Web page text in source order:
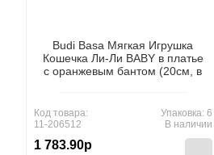
Budi Basa Мягкая Игрушка
Кошечка Ли-Ли BABY в платье
с оранжевым бантом (20см, в
Код товара:
11-206512
1 783.90р
Упаковка: 6
В наличии